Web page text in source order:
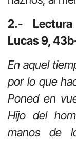
2.- Lectura
Lucas 9,
En aquel
por lo que
Poned en
Hijo del
manos de